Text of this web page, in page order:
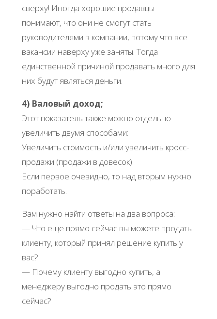
сверху! Иногда хорошие продавцы
понимают, что они не смогут стать
руководителями в компании, потому что все
вакансии наверху уже заняты. Тогда
единственной причиной продавать много для
них будут являться деньги.
4) Валовый доход;
Этот показатель также можно отдельно
увеличить двумя способами:
Увеличить стоимость и/или увеличить кросс-
продажи (продажи в довесок).
Если первое очевидно, то над вторым нужно
поработать.
Вам нужно найти ответы на два вопроса:
— Что еще прямо сейчас вы можете продать
клиенту, который принял решение купить у
вас?
— Почему клиенту выгодно купить, а
менеджеру выгодно продать это прямо
сейчас?